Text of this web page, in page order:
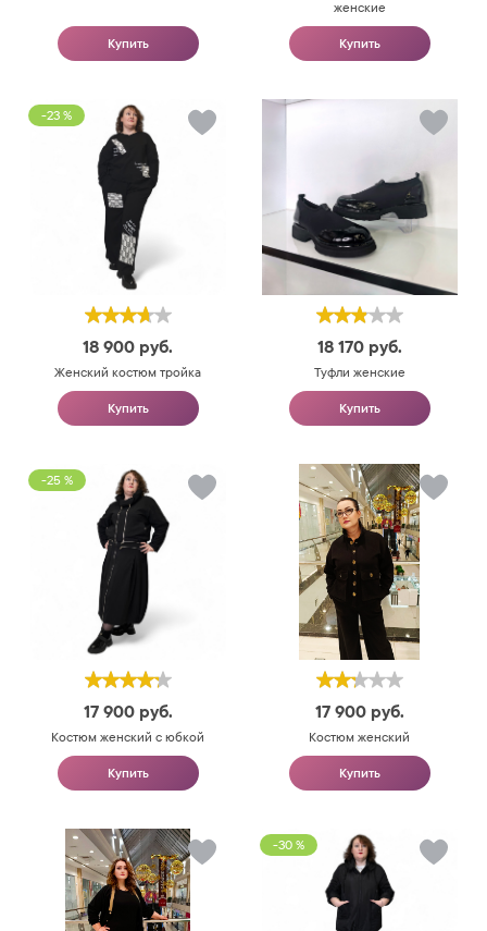
Купить
женские
Купить
-23 %
18 900 руб.
Женский костюм тройка
Купить
18 170 руб.
Туфли женские
Купить
-25 %
17 900 руб.
Костюм женский с юбкой
Купить
17 900 руб.
Костюм женский
Купить
-30 %